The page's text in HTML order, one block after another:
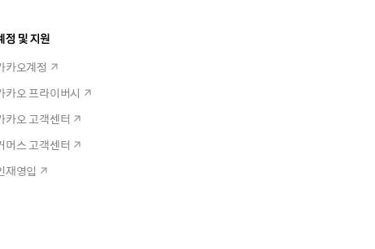
정 및 지원
카오계정
카오 프라이버시
카오 고객센터
머스 고객센터
재영입